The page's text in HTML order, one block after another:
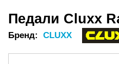
Педали Cluxx
Бренд: CLUXX